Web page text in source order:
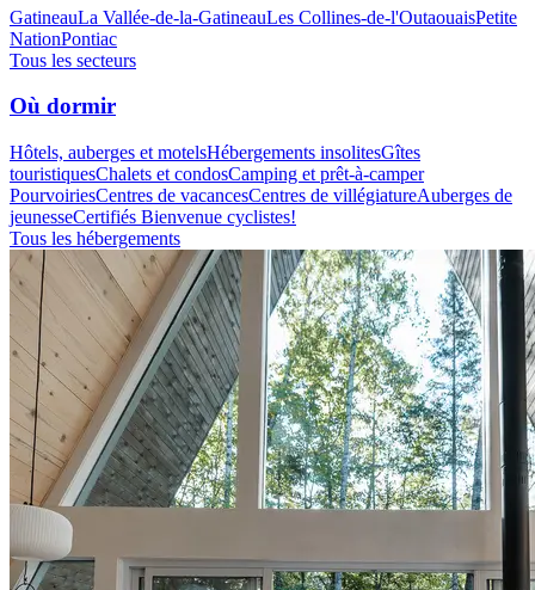
GatineauLa Vallée-de-la-GatineauLes Collines-de-l'OutaouaisPetite
NationPontiac
Tous les secteurs
Où dormir
Hôtels, auberges et motelsHébergements insolitesGîtes
touristiquesChalets et condosCamping et prêt-à-camper
PourvoiriesCentres de vacancesCentres de villégiatureAuberges de
jeunesseCertifiés Bienvenue cyclistes!
Tous les hébergements